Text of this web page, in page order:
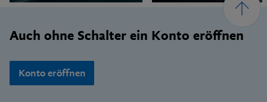
Auch ohne Schalter ein Konto eröffnen
Konto eröffnen